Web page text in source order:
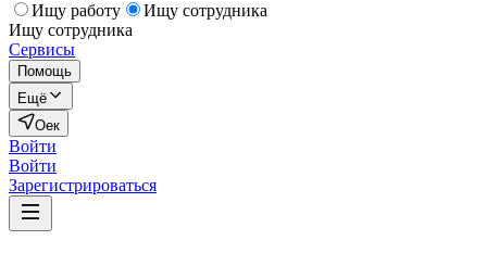
Ищу работу
Ищу сотрудника
Ищу сотрудника
Сервисы
Помощь
Ещё
Оек
Войти
Войти
Зарегистрироваться